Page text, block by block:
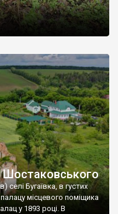
Шостаковського
селі Бугаївка, в густих
місцевого поміщика
у 1893 році. В